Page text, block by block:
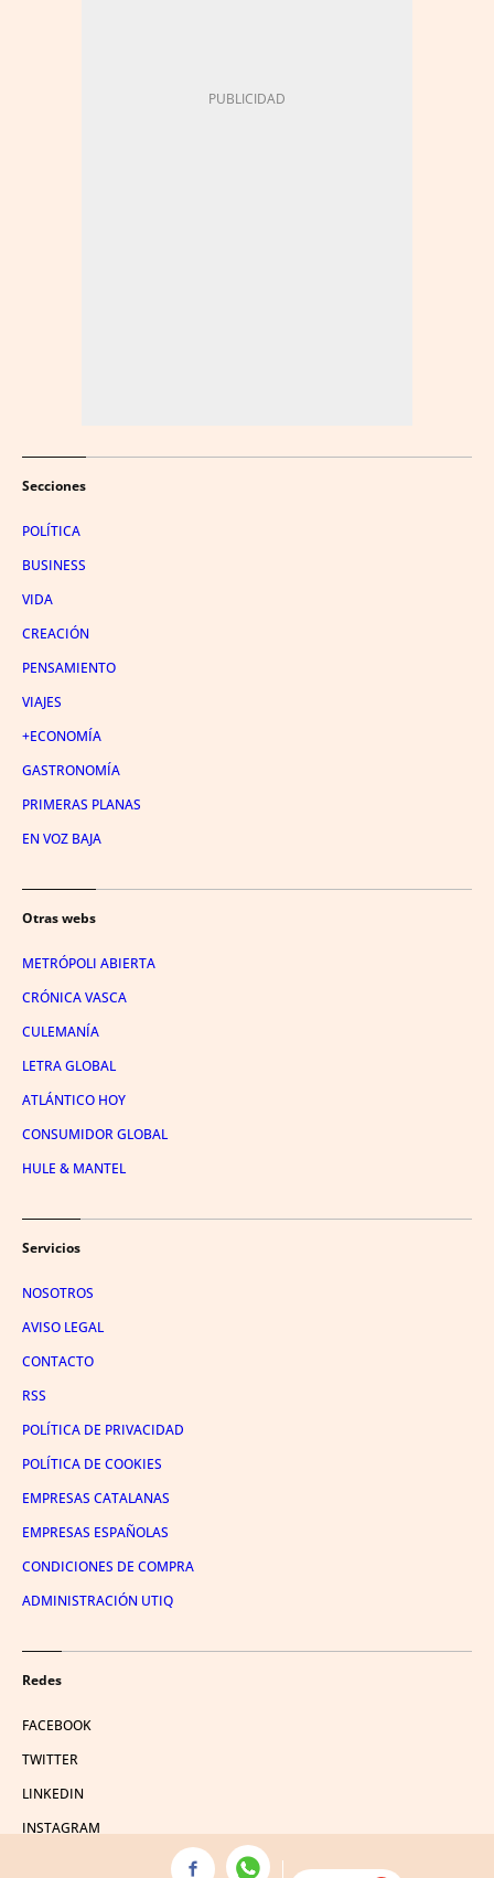
Secciones
POLÍTICA
BUSINESS
VIDA
CREACIÓN
PENSAMIENTO
VIAJES
+ECONOMÍA
GASTRONOMÍA
PRIMERAS PLANAS
EN VOZ BAJA
Otras webs
METRÓPOLI ABIERTA
CRÓNICA VASCA
CULEMANÍA
LETRA GLOBAL
ATLÁNTICO HOY
CONSUMIDOR GLOBAL
HULE & MANTEL
Servicios
NOSOTROS
AVISO LEGAL
CONTACTO
RSS
POLÍTICA DE PRIVACIDAD
POLÍTICA DE COOKIES
EMPRESAS CATALANAS
EMPRESAS ESPAÑOLAS
CONDICIONES DE COMPRA
ADMINISTRACIÓN UTIQ
Redes
FACEBOOK
TWITTER
LINKEDIN
INSTAGRAM